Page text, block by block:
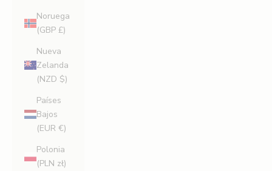
Noruega
(GBP £)
Nueva
Zelanda
(NZD $)
Países
Bajos
(EUR €)
Polonia
(PLN zł)